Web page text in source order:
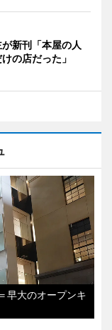
新刊「本屋の人
の店だった」
早大のオープンキ